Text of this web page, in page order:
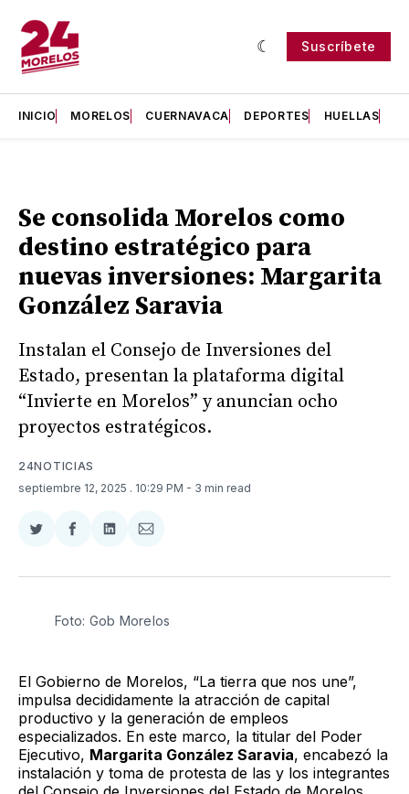
Suscríbete
INICIO MORELOS CUERNAVACA DEPORTES HUELLAS
Se consolida Morelos como
destino estratégico para
nuevas inversiones: Margarita
González Saravia
Instalan el Consejo de Inversiones del
Estado, presentan la plataforma digital
“Invierte en Morelos” y anuncian ocho
proyectos estratégicos.
24NOTICIAS
septiembre 12, 2025 . 10:29 PM - 3 min read
Compartir
Twitter
Compartir
Facebook
Compartir
LinkedIn
Compartir
Email
Foto: Gob Morelos
El Gobierno de Morelos, “La tierra que nos une”,
impulsa decididamente la atracción de capital
productivo y la generación de empleos
especializados. En este marco, la titular del Poder
Ejecutivo, Margarita González Saravia, encabezó la
instalación y toma de protesta de las y los integrantes